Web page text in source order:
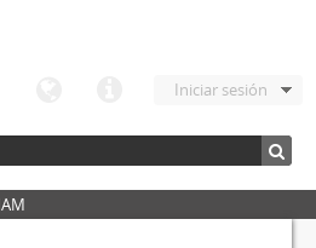
Iniciar sesión